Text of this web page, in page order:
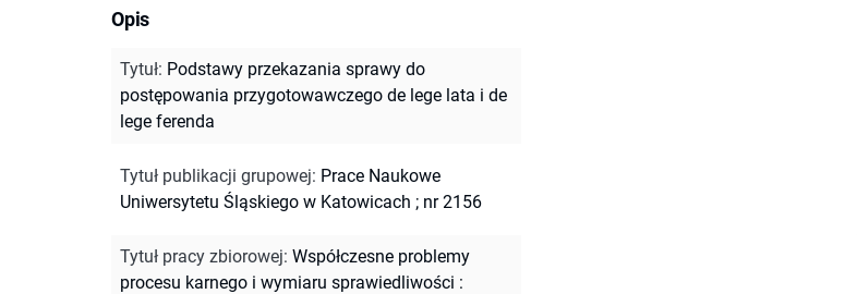
Opis
Tytuł: Podstawy przekazania sprawy do
postępowania przygotowawczego de lege lata i de
lege ferenda
Tytuł publikacji grupowej: Prace Naukowe
Uniwersytetu Śląskiego w Katowicach ; nr 2156
Tytuł pracy zbiorowej: Współczesne problemy
procesu karnego i wymiaru sprawiedliwości :